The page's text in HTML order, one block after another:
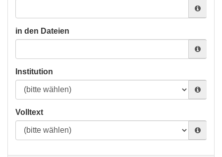
in den Dateien
Institution
Volltext